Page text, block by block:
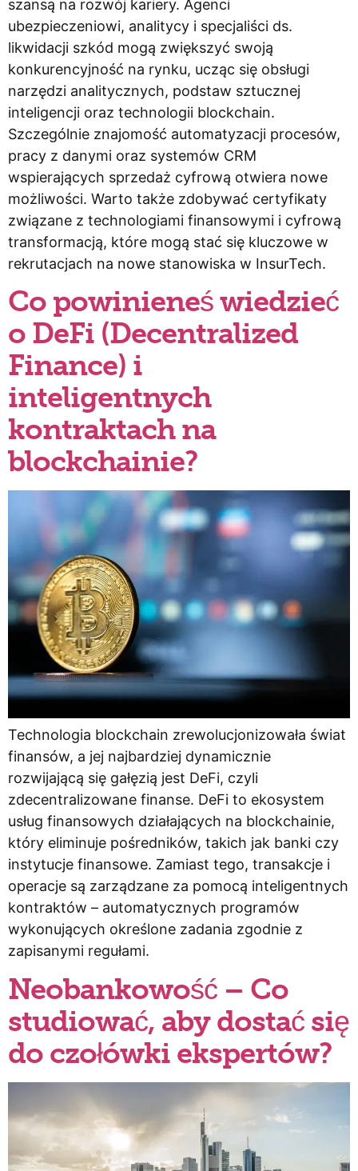
szansą na rozwój kariery. Agenci
ubezpieczeniowi, analitycy i specjaliści ds.
likwidacji szkód mogą zwiększyć swoją
konkurencyjność na rynku, ucząc się obsługi
narzędzi analitycznych, podstaw sztucznej
inteligencji oraz technologii blockchain.
Szczególnie znajomość automatyzacji procesów,
pracy z danymi oraz systemów CRM
wspierających sprzedaż cyfrową otwiera nowe
możliwości. Warto także zdobywać certyfikaty
związane z technologiami finansowymi i cyfrową
transformacją, które mogą stać się kluczowe w
rekrutacjach na nowe stanowiska w InsurTech.
Co powinieneś wiedzieć
o DeFi (Decentralized
Finance) i
inteligentnych
kontraktach na
blockchainie?
Technologia blockchain zrewolucjonizowała świat
finansów, a jej najbardziej dynamicznie
rozwijającą się gałęzią jest DeFi, czyli
zdecentralizowane finanse. DeFi to ekosystem
usług finansowych działających na blockchainie,
który eliminuje pośredników, takich jak banki czy
instytucje finansowe. Zamiast tego, transakcje i
operacje są zarządzane za pomocą inteligentnych
kontraktów – automatycznych programów
wykonujących określone zadania zgodnie z
zapisanymi regułami.
Neobankowość – Co
studiować, aby dostać się
do czołówki ekspertów?